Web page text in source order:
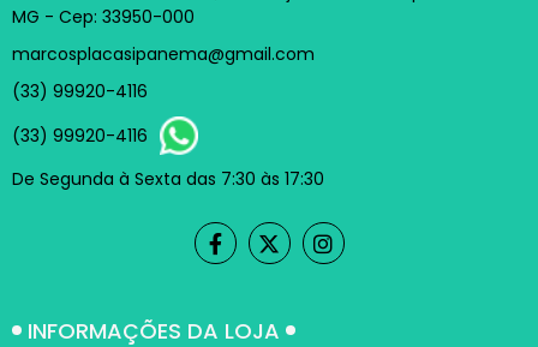
MG - Cep: 33950-000
marcosplacasipanema@gmail.com
(33) 99920-4116
(33) 99920-4116
De Segunda à Sexta das 7:30 às 17:30
INFORMAÇÕES DA LOJA